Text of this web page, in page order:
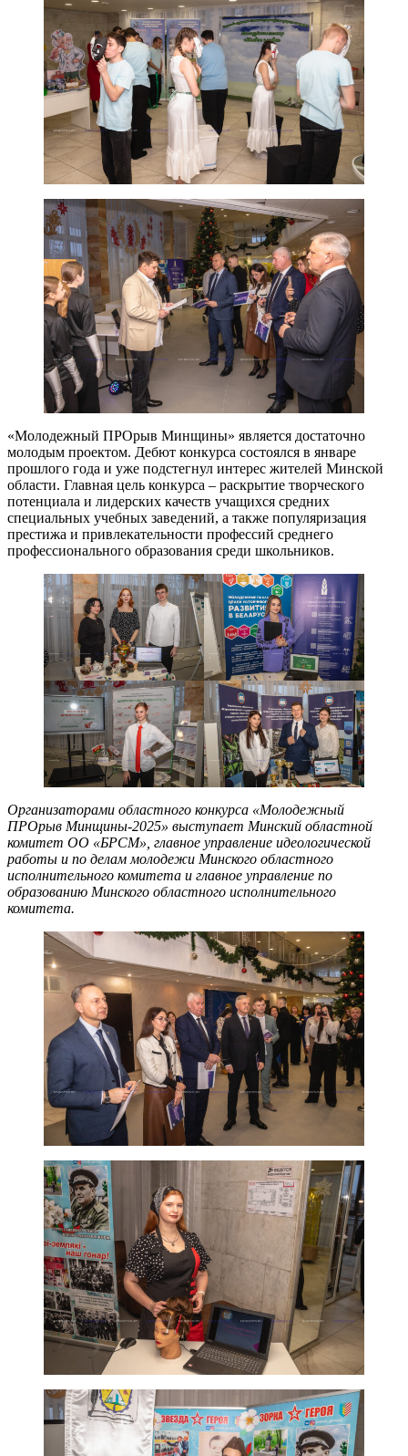
«Молодежный ПРОрыв Минщины» является достаточно
молодым проектом. Дебют конкурса состоялся в январе
прошлого года и уже подстегнул интерес жителей Минской
области. Главная цель конкурса – раскрытие творческого
потенциала и лидерских качеств учащихся средних
специальных учебных заведений, а также популяризация
престижа и привлекательности профессий среднего
профессионального образования среди школьников.
Организаторами областного конкурса «Молодежный
ПРОрыв Минщины-2025» выступает Минский областной
комитет ОО «БРСМ», главное управление идеологической
работы и по делам молодежи Минского областного
исполнительного комитета и главное управление по
образованию Минского областного исполнительного
комитета.